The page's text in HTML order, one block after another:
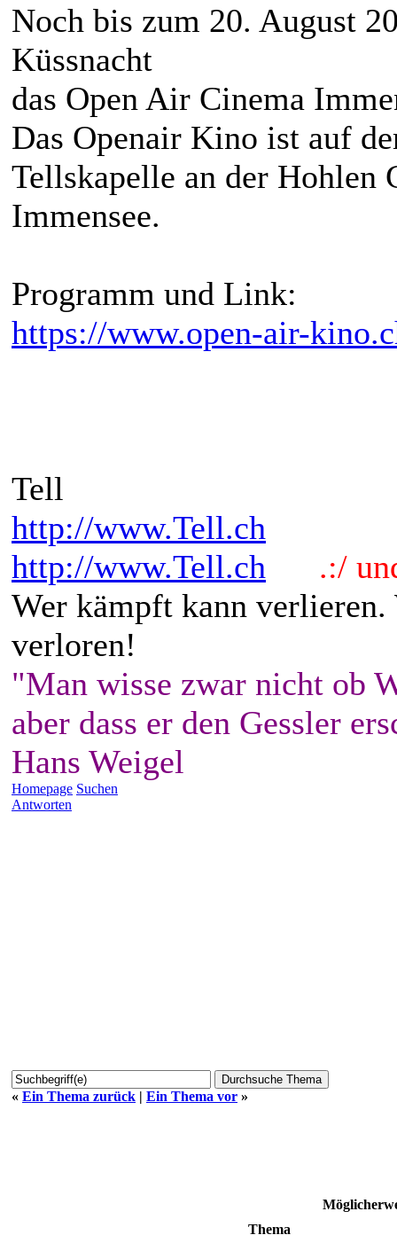
Noch bis zum 20. August
Küssnacht
das Open Air Cinema
Das Openair Kino ist auf
Tellskapelle an der Hohlen
Immensee.
Programm und Link:
https://www.open-air-
Tell
http://www.Tell.ch
http://www.Tell.ch
.:/
Wer kämpft kann
verloren!
"Man wisse zwar nicht ob
aber dass er den Gessler
Hans Weigel
Homepage Suchen
Antworten
« Ein Thema zurück | Ein Thema vor »
Thema